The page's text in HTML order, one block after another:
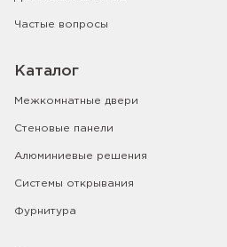
Частые вопросы
Каталог
Межкомнатные двери
Стеновые панели
Алюминиевые решения
Системы открывания
Фурнитура